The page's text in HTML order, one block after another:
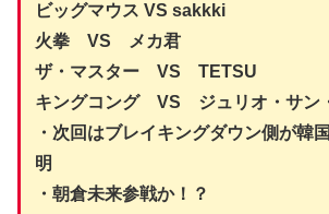
ビッグマウス VS sakkki
火拳 VS メカ君
ザ・マスター VS TETSU
キングコング VS ジュリオ・サン
・次回はブレイキングダウン側が韓
明
・朝倉未来参戦か！？